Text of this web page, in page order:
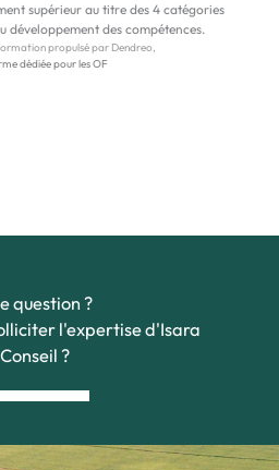
supérieur au titre des 4 catégories
développement des compétences.
propulsé par Dendreo,
dédiée pour les OF
question ?
l'expertise d'Isara
Conseil ?